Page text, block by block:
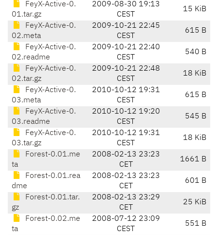
FeyX-Active-0.
01.tar.gz
2009-08-30 19:13
CEST
15 KiB
FeyX-Active-0.
02.meta
2009-10-21 22:45
CEST
615 B
FeyX-Active-0.
02.readme
2009-10-21 22:40
CEST
540 B
FeyX-Active-0.
02.tar.gz
2009-10-21 22:48
CEST
18 KiB
FeyX-Active-0.
03.meta
2010-10-12 19:31
CEST
615 B
FeyX-Active-0.
03.readme
2010-10-12 19:20
CEST
545 B
FeyX-Active-0.
03.tar.gz
2010-10-12 19:31
CEST
18 KiB
Forest-0.01.me
ta
2008-02-13 23:23
CET
1661 B
Forest-0.01.rea
dme
2008-02-13 23:23
CET
601 B
Forest-0.01.tar.
gz
2008-02-13 23:29
CET
25 KiB
Forest-0.02.me
ta
2008-07-12 23:09
CEST
551 B